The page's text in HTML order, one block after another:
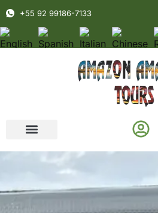
+55 92 99186-7133